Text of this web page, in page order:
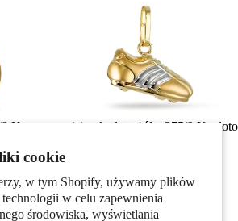
cookie
w tym Shopify, używamy plików
w celu zapewnienia
środowiska, wyświetlania
9 K
wisiorek złoto żółte 375/9 K, złoto
356,00 zł